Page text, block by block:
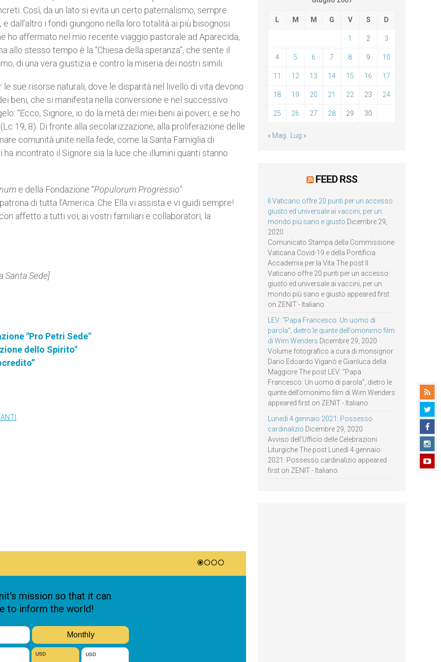
Così, da un lato si evita un certo paternalismo, sempre
dall’altro i fondi giungono nella loro totalità ai più bisognosi
ho affermato nel mio recente viaggio pastorale ad Aparecida,
allo stesso tempo è la “Chiesa della speranza”, che sente il
di una vera giustizia e contro la miseria dei nostri simili.
sue risorse naturali, dove le disparità nel livello di vita devono
beni, che si manifesta nella conversione e nel successivo
“Ecco, Signore, io do la metà dei miei beni ai poveri; e se ho
19, 8). Di fronte alla secolarizzazione, alla proliferazione delle
comunità unite nella fede, come la Santa Famiglia di
incontrato il Signore sia la luce che illumini quanti stanno
e della Fondazione “Populorum Progressio”
di tutta l’America. Che Ella vi assista e vi guidi sempre!
affetto a tutti voi, ai vostri familiari e collaboratori, la
Santa Sede]
"Pro Petri Sede"
dello Spirito"
L M M G V S D
1 2 3
4 5 6 7 8 9 10
11 12 13 14 15 16 17
18 19 20 21 22 23 24
25 26 27 28 29 30
« Mag Lug »
FEED RSS
Il Vaticano offre 20 punti per un accesso
giusto ed universale ai vaccini, per un
mondo più sano e giusto Dicembre 29,
2020
Comunicato Stampa della Commissione
Vaticana Covid-19 e della Pontificia
Accademia per la Vita The post Il
Vaticano offre 20 punti per un accesso
giusto ed universale ai vaccini, per un
mondo più sano e giusto appeared first
on ZENIT - Italiano.
LEV: “Papa Francesco. Un uomo di
parola”, dietro le quinte dell’omonimo film
di Wim Wenders Dicembre 29, 2020
Volume fotografico a cura di monsignor
Dario Edoardo Viganò e Gianluca della
Maggiore The post LEV: “Papa
Francesco. Un uomo di parola”, dietro le
quinte dell’omonimo film di Wim Wenders
appeared first on ZENIT - Italiano.
Lunedì 4 gennaio 2021: Possesso
cardinalizio Dicembre 29, 2020
Avviso dell’Ufficio delle Celebrazioni
Liturgiche The post Lunedì 4 gennaio
2021: Possesso cardinalizio appeared
first on ZENIT - Italiano.